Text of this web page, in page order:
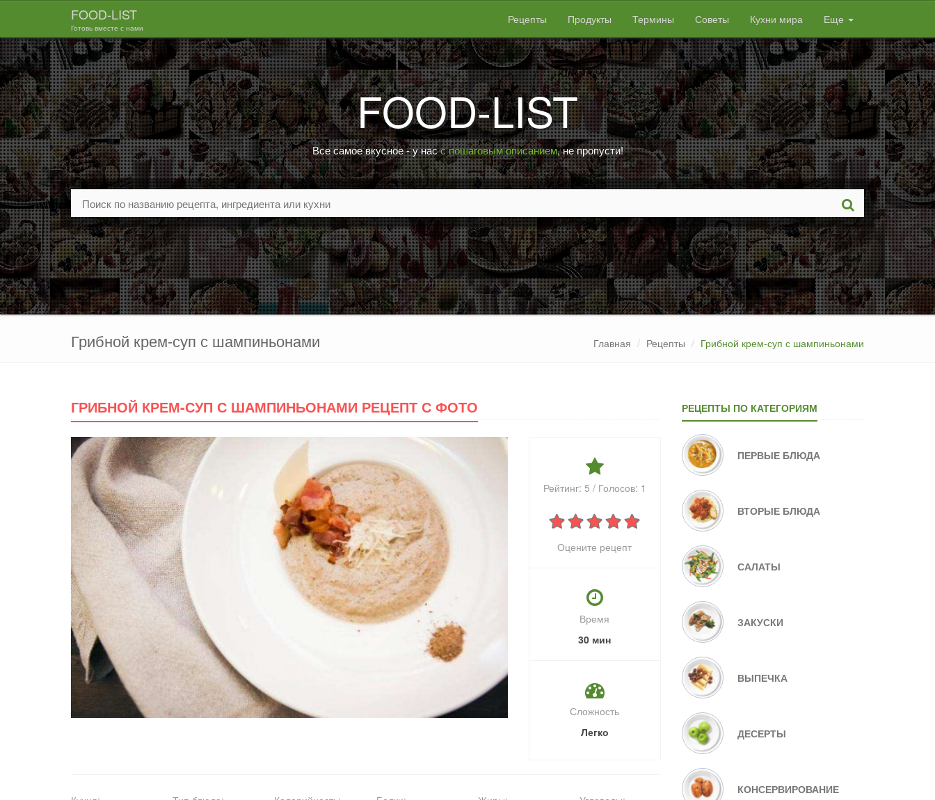
FOOD-LIST
Готовь вместе с нами
Рецепты Продукты Термины Советы Кухни мира Еще
FOOD-LIST
Все самое вкусное - у насс пошаговым описанием, не пропусти!
Грибной крем-суп с шампиньонами Главная Рецепты Грибной крем-суп с шампиньонами
ГРИБНОЙ КРЕМ-СУП С ШАМПИНЬОНАМИ РЕЦЕПТ С ФОТО
Рейтинг: 5 / Голосов: 1
Оцените рецепт
Время
30 мин
Сложность
Легко
РЕЦЕПТЫ ПО КАТЕГОРИЯМ
ПЕРВЫЕ БЛЮДА
ВТОРЫЕ БЛЮДА
САЛАТЫ
ЗАКУСКИ
ВЫПЕЧКА
ДЕСЕРТЫ
КОНСЕРВИРОВАНИЕ